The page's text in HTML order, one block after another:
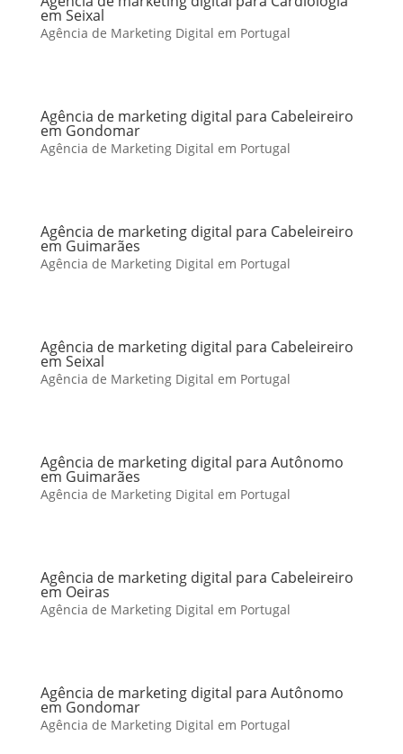
em Seixal
Agência de Marketing Digital em Portugal
Agência de marketing digital para Cabeleireiro
em Gondomar
Agência de Marketing Digital em Portugal
Agência de marketing digital para Cabeleireiro
em Guimarães
Agência de Marketing Digital em Portugal
Agência de marketing digital para Cabeleireiro
em Seixal
Agência de Marketing Digital em Portugal
Agência de marketing digital para Autônomo
em Guimarães
Agência de Marketing Digital em Portugal
Agência de marketing digital para Cabeleireiro
em Oeiras
Agência de Marketing Digital em Portugal
Agência de marketing digital para Autônomo
em Gondomar
Agência de Marketing Digital em Portugal